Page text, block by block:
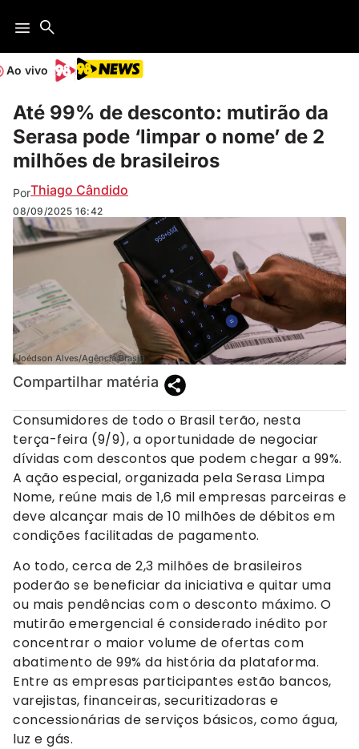
Ao vivo
Até 99% de desconto: mutirão da
Serasa pode ‘limpar o nome’ de 2
milhões de brasileiros
PorThiago Cândido
08/09/2025 16:42
(Joédson Alves/Agência Brasil)
Compartilhar matéria
Consumidores de todo o Brasil terão, nesta
terça-feira (9/9), a oportunidade de negociar
dívidas com descontos que podem chegar a 99%.
A ação especial, organizada pela Serasa Limpa
Nome, reúne mais de 1,6 mil empresas parceiras e
deve alcançar mais de 10 milhões de débitos em
condições facilitadas de pagamento.
Ao todo, cerca de 2,3 milhões de brasileiros
poderão se beneficiar da iniciativa e quitar uma
ou mais pendências com o desconto máximo. O
mutirão emergencial é considerado inédito por
concentrar o maior volume de ofertas com
abatimento de 99% da história da plataforma.
Entre as empresas participantes estão bancos,
varejistas, financeiras, securitizadoras e
concessionárias de serviços básicos, como água,
luz e gás.